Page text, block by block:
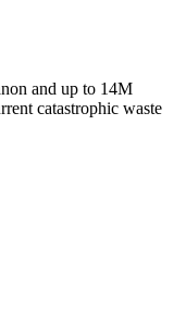
and up to 14M
catastrophic waste